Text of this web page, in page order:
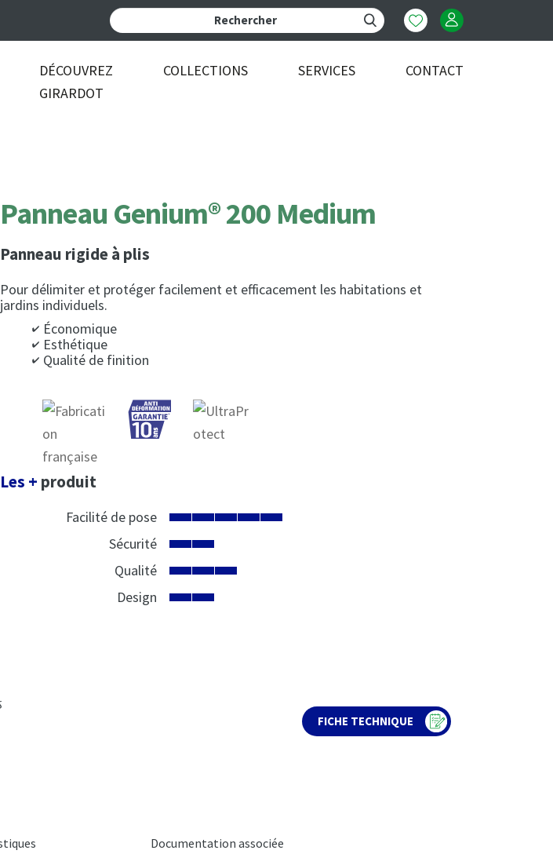
DÉCOUVREZ
GIRARDOT
COLLECTIONS SERVICES CONTACT
Panneau Genium® 200 Medium
Panneau rigide à plis
Pour délimiter et protéger facilement et efficacement les habitations et
jardins individuels.
Économique
Esthétique
Qualité de finition
Les + produit
Facilité de pose
Sécurité
Qualité
Design
FICHE TECHNIQUE
Documentation associée